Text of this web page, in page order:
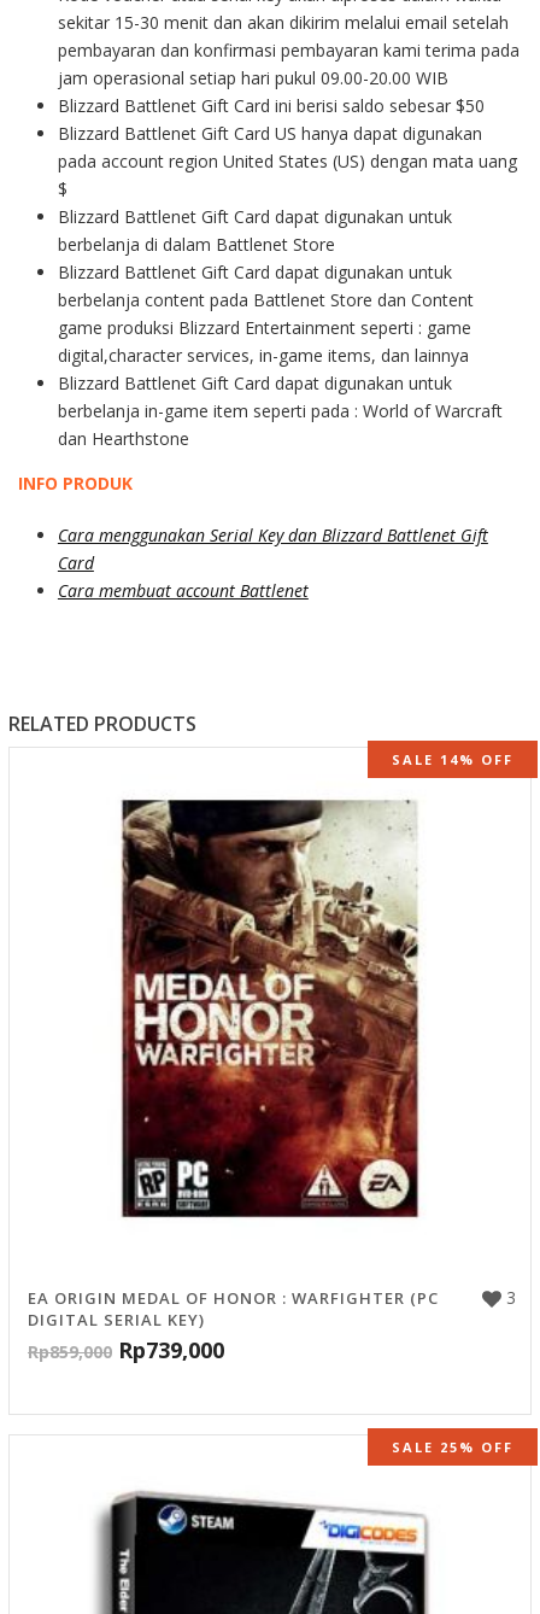
sekitar 15-30 menit dan akan dikirim melalui email setelah
pembayaran dan konfirmasi pembayaran kami terima pada
jam operasional setiap hari pukul 09.00-20.00 WIB
Blizzard Battlenet Gift Card ini berisi saldo sebesar $50
Blizzard Battlenet Gift Card US hanya dapat digunakan
pada account region United States (US) dengan mata uang
$
Blizzard Battlenet Gift Card dapat digunakan untuk
berbelanja di dalam Battlenet Store
Blizzard Battlenet Gift Card dapat digunakan untuk
berbelanja content pada Battlenet Store dan Content
game produksi Blizzard Entertainment seperti : game
digital,character services, in-game items, dan lainnya
Blizzard Battlenet Gift Card dapat digunakan untuk
berbelanja in-game item seperti pada : World of Warcraft
dan Hearthstone
INFO PRODUK
Cara menggunakan Serial Key dan Blizzard Battlenet Gift
Card
Cara membuat account Battlenet
RELATED PRODUCTS
SALE 14% OFF
3
EA ORIGIN MEDAL OF HONOR : WARFIGHTER (PC
DIGITAL SERIAL KEY)
Rp859,000 Rp739,000
SALE 25% OFF